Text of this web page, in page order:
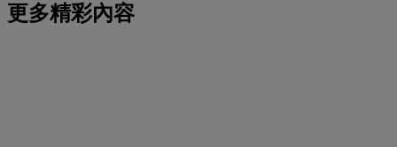
更多精彩內容